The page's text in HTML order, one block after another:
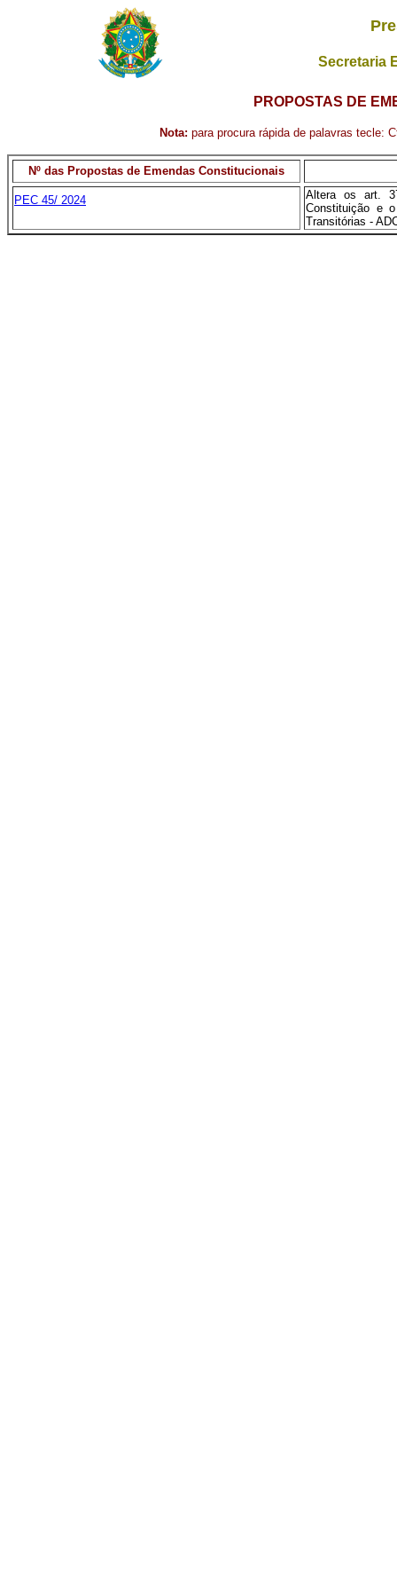
Secretaria
PROPOSTAS DE
Nota: para procura rápida de palavras tecle:
Nº das Propostas de Emendas Constitucionais
PEC 45/ 2024
Altera os art.
Constituição e
Transitórias -